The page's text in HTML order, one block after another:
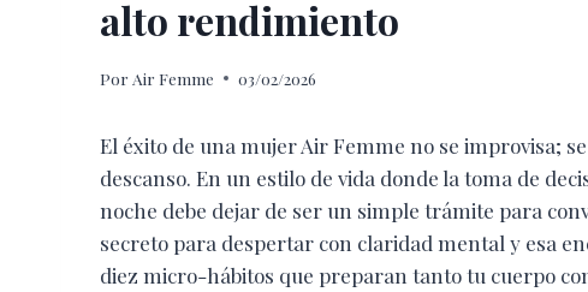
alto rendimiento
Por Air Femme 03/02/2026
El éxito de una mujer Air Femme no se improvisa;
descanso. En un estilo de vida donde la toma de
noche debe dejar de ser un simple trámite para
secreto para despertar con claridad mental y esa
diez micro-hábitos que preparan tanto tu cuerpo